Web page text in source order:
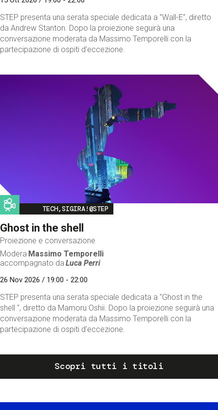
STEP presenta una serata speciale dedicata a "Wall-E", diretto
da Andrew Stanton. Dopo la proiezione seguirà una
conversazione moderata da Massimo Temporelli con la
partecipazione di ospiti d'eccezione.
Image
TECH,SIGIRA!@STEP
Ghost in the shell
Proiezione e conversazione
Modera Massimo Temporelli
accompagnato da Luca Perri
26 Nov 2026 / 19:00 - 22:00
STEP presenta una serata speciale dedicata a "Ghost in the
shell ", diretto da Mamoru Oshii. Dopo la proiezione seguirà una
conversazione moderata da Massimo Temporelli con la
partecipazione di ospiti d'eccezione.
Scopri tutti i titoli